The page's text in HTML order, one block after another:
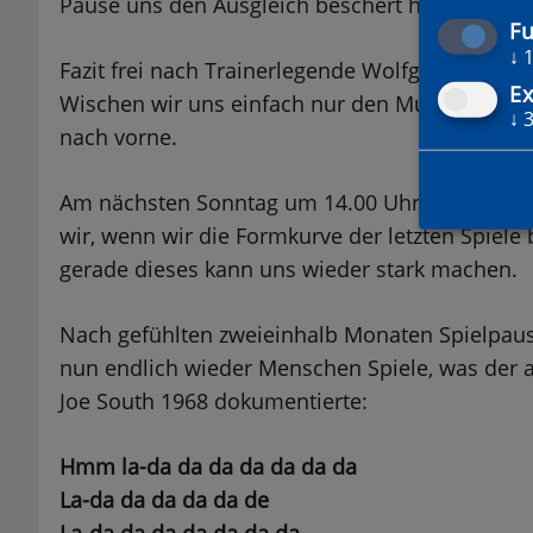
Fazit frei nach Trainerlegende Wolfgang
Wischen wir uns einfach nur den Mund ab,
nach vorne.
Am nächsten Sonntag um 14.00 Uhr am
wir, wenn wir die Formkurve der letzten
gerade dieses kann uns wieder stark machen.
Nach gefühlten zweieinhalb Monaten
nun endlich wieder Menschen Spiele, was
Joe South 1968 dokumentierte:
Hmm la-da da da da da da da
La-da da da da da de
↓ 1
↓ 3